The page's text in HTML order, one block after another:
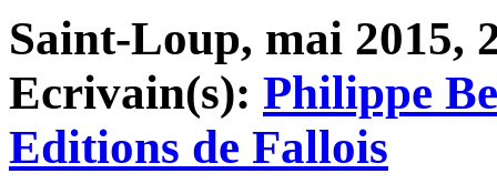
Saint-Loup, mai 2015,
Ecrivain(s): Philippe
Editions de Fallois